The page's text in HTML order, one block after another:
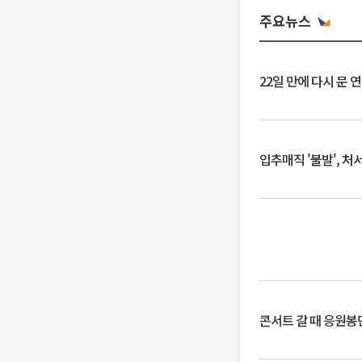
주요뉴스
22일 만에 다시 문
입추매직 '불발', 처
콘서트 갈 때 응원